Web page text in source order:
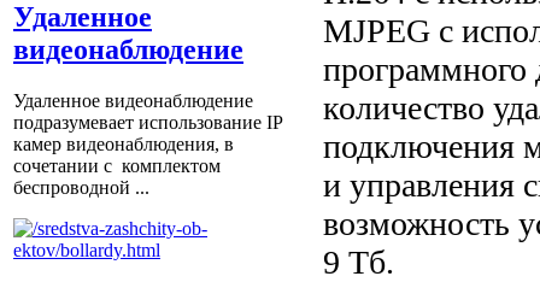
Удаленное
видеонаблюдение
Удаленное видеонаблюдение
подразумевает использование IP
камер видеонаблюдения, в
сочетании с комплектом
беспроводной ...
MJPEG с
программного
количество
подключения
и управления
возможность
9 Тб.